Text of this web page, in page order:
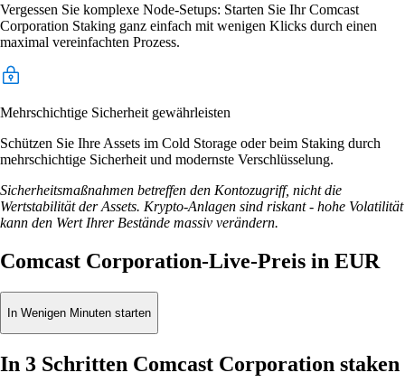
Vergessen Sie komplexe Node-Setups: Starten Sie Ihr Comcast
Corporation Staking ganz einfach mit wenigen Klicks durch einen
maximal vereinfachten Prozess.
Mehrschichtige Sicherheit gewährleisten
Schützen Sie Ihre Assets im Cold Storage oder beim Staking durch
mehrschichtige Sicherheit und modernste Verschlüsselung.
Sicherheitsmaßnahmen betreffen den Kontozugriff, nicht die
Wertstabilität der Assets. Krypto-Anlagen sind riskant - hohe Volatilität
kann den Wert Ihrer Bestände massiv verändern.
Comcast Corporation-Live-Preis in EUR
In Wenigen Minuten starten
In 3 Schritten Comcast Corporation staken